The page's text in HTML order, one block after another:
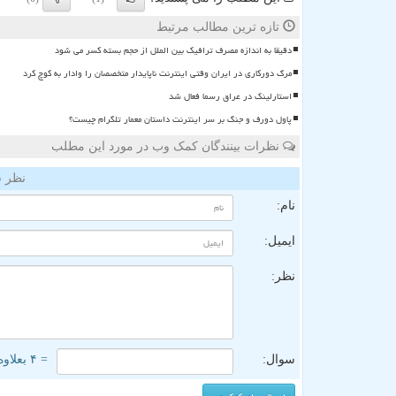
تازه ترین مطالب مرتبط
دقیقا به اندازه مصرف ترافیک بین الملل از حجم بسته کسر می شود
مرگ دورکاری در ایران وقتی اینترنت ناپایدار متخصصان را وادار به کوچ کرد
استارلینک در عراق رسما فعال شد
پاول دورف و جنگ بر سر اینترنت داستان معمار تلگرام چیست؟
نظرات بینندگان کمک وب در مورد این مطلب
نظر
نام:
ایمیل:
نظر:
سوال: = ۴ بعلاوه ۳